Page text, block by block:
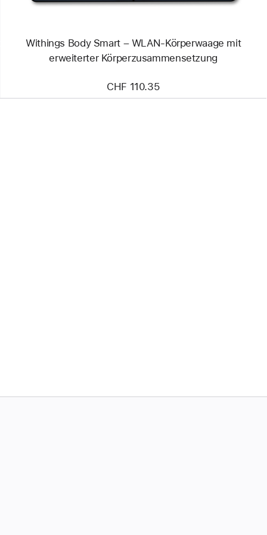
Withings Body Smart – WLAN-Körperwaage mit
erweiterter Körperzusammensetzung
CHF 110.35